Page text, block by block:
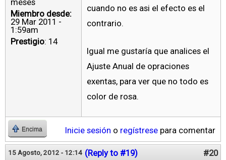
Miembro desde:
29 Mar 2011 -
1:59am
Prestigio: 14
cuando no es asi el efecto es el
contrario.
Igual me gustaría que analices el
Ajuste Anual de opraciones
exentas, para ver que no todo es
color de rosa.
Encima Inicie sesión o regístrese para comentar
15 Agosto, 2012 - 12:14 (Reply to #19) #20